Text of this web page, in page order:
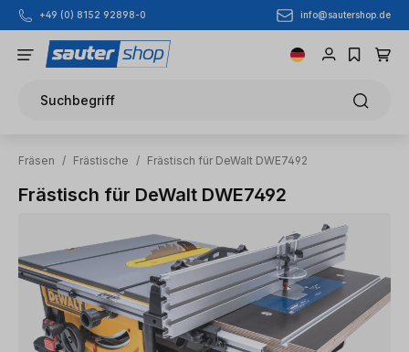
Zum Hauptinhalt springen
+49 (0) 8152 92898-0 info@sautershop.de
Suchbegriff
Fräsen / Frästische / Frästisch für DeWalt DWE7492
Frästisch für DeWalt DWE7492